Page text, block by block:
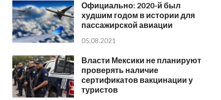
Официально: 2020-й был
худшим годом в истории для
пассажирской авиации
05.08.2021
Власти Мексики не планируют
проверять наличие
сертификатов вакцинации у
туристов